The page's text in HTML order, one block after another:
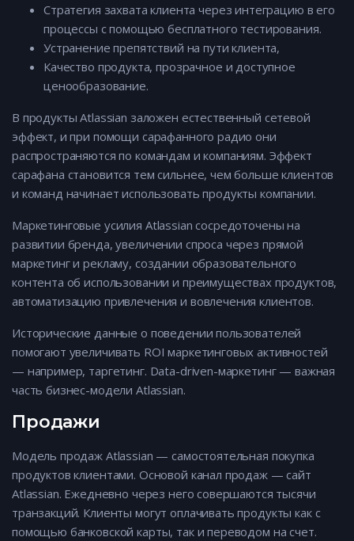
Стратегия захвата клиента через интеграцию в его
процессы с помощью бесплатного тестирования.
Устранение препятствий на пути клиента,
Качество продукта, прозрачное и доступное
ценообразование.
В продукты Atlassian заложен естественный сетевой
эффект, и при помощи сарафанного радио они
распространяются по командам и компаниям. Эффект
сарафана становится тем сильнее, чем больше клиентов
и команд начинает использовать продукты компании.
Маркетинговые усилия Atlassian сосредоточены на
развитии бренда, увеличении спроса через прямой
маркетинг и рекламу, создании образовательного
контента об использовании и преимуществах продуктов,
автоматизацию привлечения и вовлечения клиентов.
Исторические данные о поведении пользователей
помогают увеличивать ROI маркетинговых активностей
— например, таргетинг. Data-driven-маркетинг — важная
часть бизнес-модели Atlassian.
Продажи
Модель продаж Atlassian — самостоятельная покупка
продуктов клиентами. Основой канал продаж — сайт
Atlassian. Ежедневно через него совершаются тысячи
транзакций. Клиенты могут оплачивать продукты как с
помощью банковской карты, так и переводом на счет.